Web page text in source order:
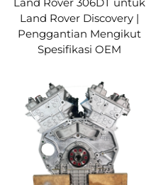
Land Rover Discovery |
Penggantian Mengikut
Spesifikasi OEM